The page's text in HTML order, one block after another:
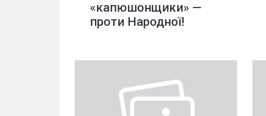
«капюшонщики» —
проти Народної!